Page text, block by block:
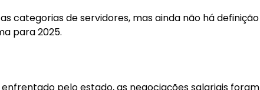
categorias de servidores, mas ainda não há definição
para 2025.